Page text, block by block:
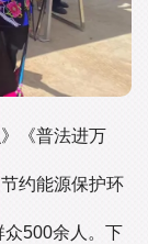
《普法进万
约能源保护环
众500余人。下